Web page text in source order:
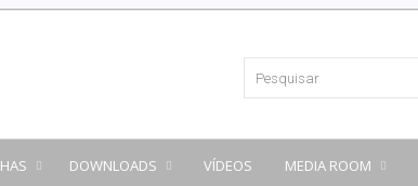
DOWNLOADS VÍDEOS MEDIA ROOM